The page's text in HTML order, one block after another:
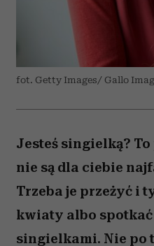
fot. Getty Images/ Gallo
Jesteś singielką?
nie są dla ciebie
Trzeba je przeżyć i
kwiaty albo
singielkami. Nie po